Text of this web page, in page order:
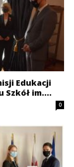
Edukacji
Szkół im....
0